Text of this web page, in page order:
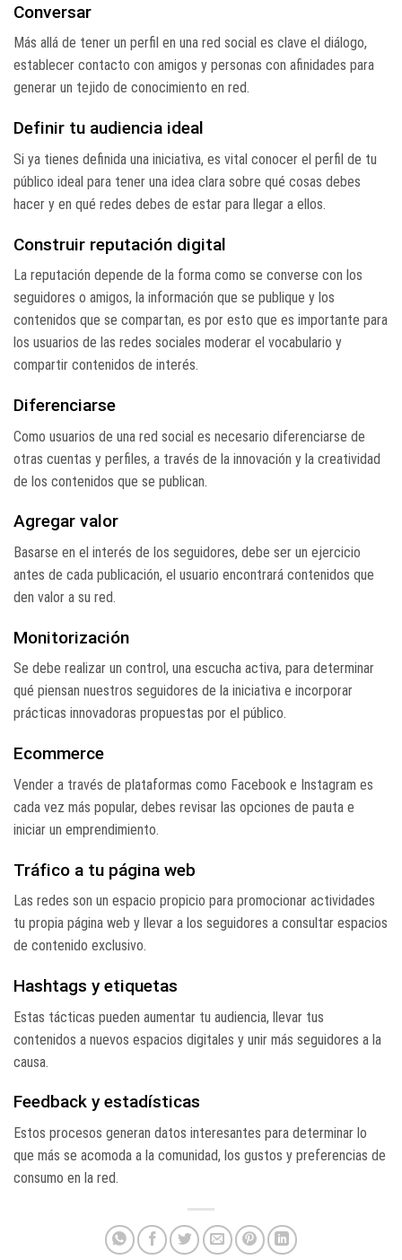
Conversar
Más allá de tener un perfil en una red social es clave el diálogo,
establecer contacto con amigos y personas con afinidades para
generar un tejido de conocimiento en red.
Definir tu audiencia ideal
Si ya tienes definida una iniciativa, es vital conocer el perfil de tu
público ideal para tener una idea clara sobre qué cosas debes
hacer y en qué redes debes de estar para llegar a ellos.
Construir reputación digital
La reputación depende de la forma como se converse con los
seguidores o amigos, la información que se publique y los
contenidos que se compartan, es por esto que es importante para
los usuarios de las redes sociales moderar el vocabulario y
compartir contenidos de interés.
Diferenciarse
Como usuarios de una red social es necesario diferenciarse de
otras cuentas y perfiles, a través de la innovación y la creatividad
de los contenidos que se publican.
Agregar valor
Basarse en el interés de los seguidores, debe ser un ejercicio
antes de cada publicación, el usuario encontrará contenidos que
den valor a su red.
Monitorización
Se debe realizar un control, una escucha activa, para determinar
qué piensan nuestros seguidores de la iniciativa e incorporar
prácticas innovadoras propuestas por el público.
Ecommerce
Vender a través de plataformas como Facebook e Instagram es
cada vez más popular, debes revisar las opciones de pauta e
iniciar un emprendimiento.
Tráfico a tu página web
Las redes son un espacio propicio para promocionar actividades
tu propia página web y llevar a los seguidores a consultar espacios
de contenido exclusivo.
Hashtags y etiquetas
Estas tácticas pueden aumentar tu audiencia, llevar tus
contenidos a nuevos espacios digitales y unir más seguidores a la
causa.
Feedback y estadísticas
Estos procesos generan datos interesantes para determinar lo
que más se acomoda a la comunidad, los gustos y preferencias de
consumo en la red.